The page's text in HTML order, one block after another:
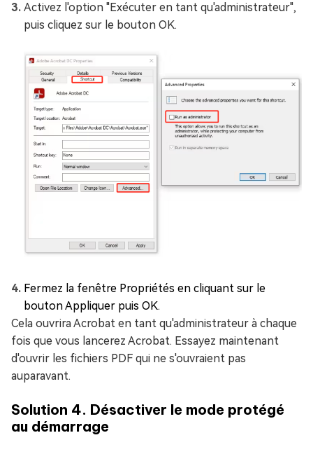
Activez l'option "Exécuter en tant qu'administrateur",
puis cliquez sur le bouton OK.
Fermez la fenêtre Propriétés en cliquant sur le
bouton Appliquer puis OK.
Cela ouvrira Acrobat en tant qu'administrateur à chaque
fois que vous lancerez Acrobat. Essayez maintenant
d'ouvrir les fichiers PDF qui ne s'ouvraient pas
auparavant.
Solution 4. Désactiver le mode protégé
au démarrage